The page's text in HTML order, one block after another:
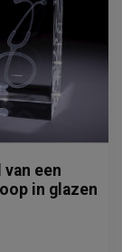
van een
in glazen